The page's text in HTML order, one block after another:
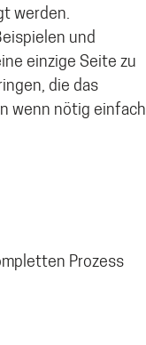
werden.
und
einzige Seite zu
die das
wenn nötig einfach
Prozess